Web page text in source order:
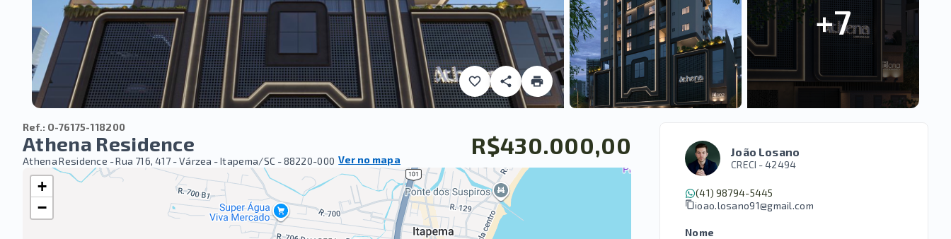
+7
Ref.: O-76175-118200
Athena Residence
Athena Residence -Rua 716, 417 - Várzea - Itapema/SC - 88220-000 Ver no mapa
R$430.000,00
+
−
João Losano
CRECI -42494
(41) 98794-5445
joao.losano91@gmail.com
Nome